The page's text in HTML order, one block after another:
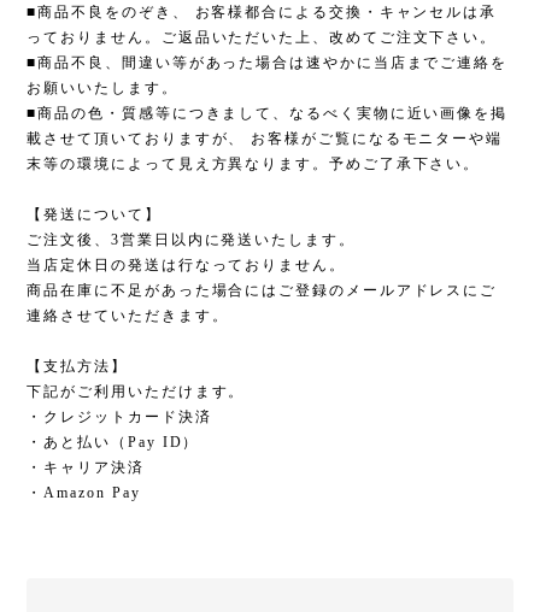
■商品不良をのぞき、 お客様都合による交換・キャンセルは承
っておりません。ご返品いただいた上、改めてご注文下さい。
■商品不良、間違い等があった場合は速やかに当店までご連絡を
お願いいたします。
■商品の色・質感等につきまして、なるべく実物に近い画像を掲
載させて頂いておりますが、 お客様がご覧になるモニターや端
末等の環境によって見え方異なります。予めご了承下さい。
【発送について】
ご注文後、3営業日以内に発送いたします。
当店定休日の発送は行なっておりません。
商品在庫に不足があった場合にはご登録のメールアドレスにご
連絡させていただきます。
【支払方法】
下記がご利用いただけます。
・クレジットカード決済
・あと払い（Pay ID）
・キャリア決済
・Amazon Pay